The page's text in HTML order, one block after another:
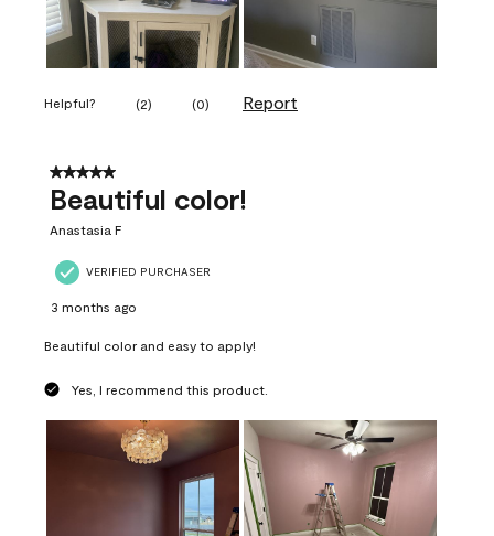
Helpful? (2) (0) Report
5 out of 5 stars.
Beautiful color!
Anastasia F
VERIFIED PURCHASER
3 months ago
Beautiful color and easy to apply!
Yes, I recommend this product.